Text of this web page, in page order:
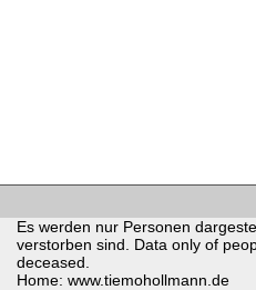
Es werden nur Personen
verstorben sind. Data only of
deceased.
Home: www.tiemohollmann.de